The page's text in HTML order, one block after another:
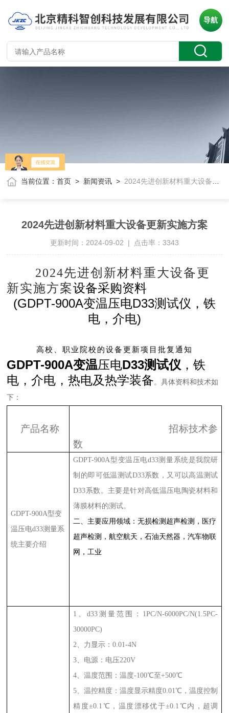
导航
当前位置：首页 > 新闻资讯 > 2024先进创新材料重大设备更新实施方案
2024先进创新材料重大设备更新实施方案
更新时间：2024-09-02 | 点击率：3343
2024先进创新材料重大设备更
新实施方案设备采购资料
(GDPT-900A变温压电D33测试仪，铁
电，介电)
高校、职业院校的设备更新项目批复通知
GDPT-900A变温压电D33测试仪 ，铁
电，介电，热电及热学装备 。具体资料和技术如
下：
产品名称
招标技术参
数
GDPT-900A型变
温压电d33测量系
统主要介绍
GDPT-900A型变温压电d33测量系统是我院研
制的即可低温测试D33系数，又可以高温测试
D33 系数。主要是针对高低温压电陶瓷材料和
薄膜材料的测试。
二、主要应用领域：无损检测超声检测，医疗
超声检测，航空航天，石油天然器，汽车物联
网，工业
1 、d33 测量范围： 1PC/N-6000PC/N(1.5PC-
30000PC)
2 、力显示：0.01-4N
3 、电源：电压 220V
4 、温度范围：温度-100℃至+500℃
5 、温控精度：温度显示精度0.01℃，温度控制
精度±0.1 ℃，温度漂移优于±0.1 ℃内，超调